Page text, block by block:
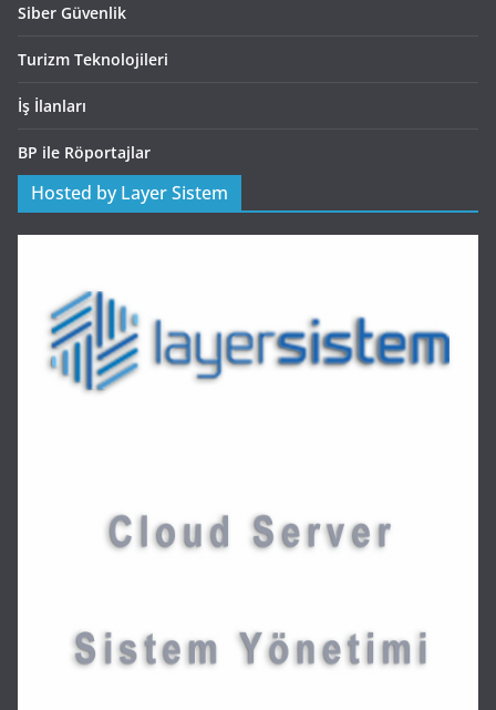
Siber Güvenlik
Turizm Teknolojileri
İş İlanları
BP ile Röportajlar
Hosted by Layer Sistem